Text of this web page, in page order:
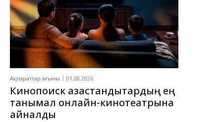
Ақпараттар ағыны 01.08.2026
Кинопоиск қазақстандықтардың ең
танымал онлайн-кинотеатрына
айналды